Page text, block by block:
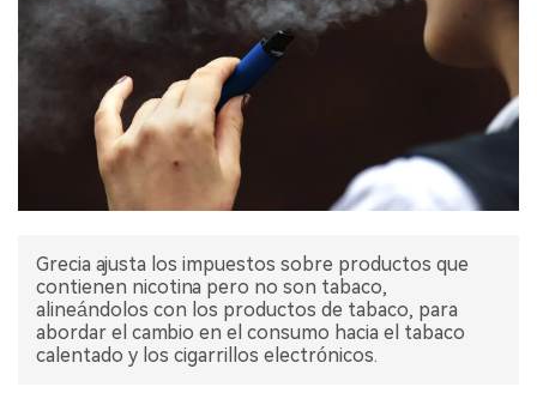
ENTREVISTA
Grecia ajusta los impuestos sobre productos que
contienen nicotina pero no son tabaco,
alineándolos con los productos de tabaco, para
abordar el cambio en el consumo hacia el tabaco
calentado y los cigarrillos electrónicos.